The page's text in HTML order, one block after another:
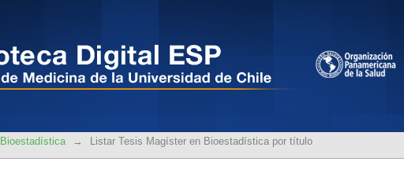
→ Listar Tesis Magíster en Bioestadística por título